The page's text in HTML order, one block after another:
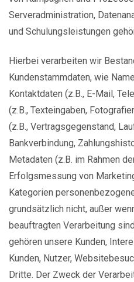
Serveradministration,
und Schulungsleistungen
Hierbei verarbeiten wir
Kundenstammdaten, wie
Kontaktdaten (z.B., E-Mail,
(z.B., Texteingaben,
(z.B., Vertragsgegenstand,
Bankverbindung,
Metadaten (z.B. im Rahmen
Erfolgsmessung von
Kategorien
grundsätzlich nicht, außer
beauftragten Verarbeitung
gehören unsere Kunden,
Kunden, Nutzer,
Dritte. Der Zweck der